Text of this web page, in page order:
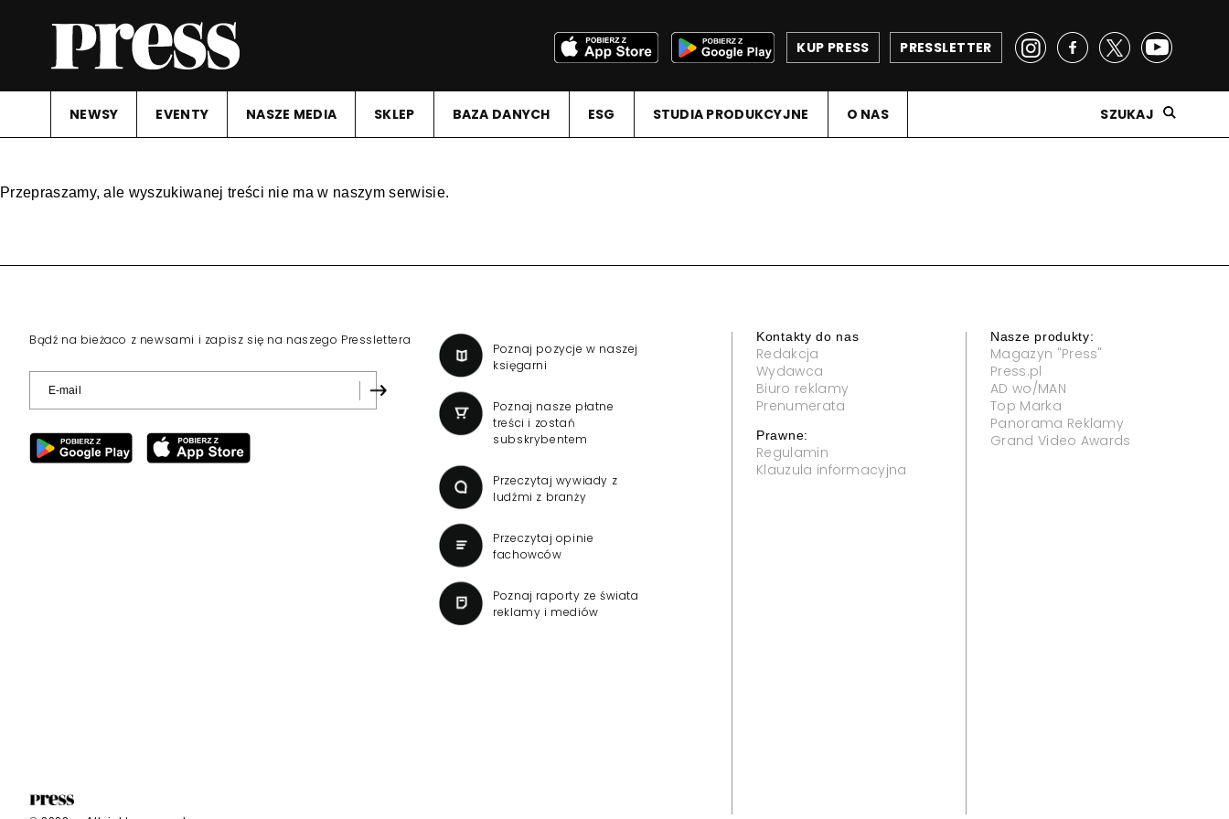
PRESSLETTER
KUP PRESS
NEWSY EVENTY NASZE MEDIA SKLEP BAZA DANYCH ESG STUDIA PRODUKCYJNE O NAS SZUKAJ
Przepraszamy, ale wyszukiwanej treści nie ma w naszym serwisie.
Bądź na bieżaco z newsami i zapisz się na naszego Presslettera
Poznaj pozycje w naszej
księgarni
Poznaj nasze płatne
treści i zostań
subskrybentem
Przeczytaj wywiady z
ludźmi z branży
Przeczytaj opinie
fachowców
Poznaj raporty ze świata
reklamy i mediów
Kontakty do nas
Redakcja
Wydawca
Biuro reklamy
Prenumerata
Prawne:
Regulamin
Klauzula informacyjna
Nasze produkty:
Magazyn "Press"
Press.pl
AD wo/MAN
Top Marka
Panorama Reklamy
Grand Video Awards